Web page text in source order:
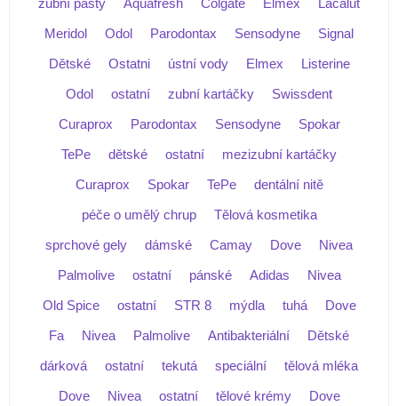
zubní pasty
Aquafresh Colgate Elmex
Lacalut
Meridol
Odol Parodontax Sensodyne
Signal
Dětské
Ostatni ústní vody Elmex
Listerine
Odol
ostatní zubní kartáčky
Swissdent
Curaprox
Parodontax Sensodyne
Spokar
TePe
dětské ostatní
mezizubní kartáčky
Curaprox
Spokar TePe
dentální nitě
péče o umělý chrup
Tělová kosmetika
sprchové gely
dámské Camay Dove
Nivea
Palmolive
ostatní pánské Adidas
Nivea
Old Spice
ostatní STR 8 mýdla tuhá
Dove
Fa
Nivea Palmolive Antibakteriální
Dětské
dárková
ostatní tekutá speciální
tělová mléka
Dove
Nivea ostatní tělové krémy
Dove